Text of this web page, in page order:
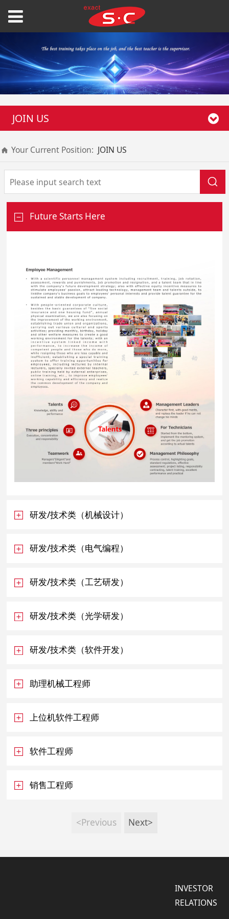
JOIN US
Your Current Position: JOIN US
Future Starts Here
研发/技术类（机械设计）
研发/技术类（电气编程）
研发/技术类（工艺研发）
研发/技术类（光学研发）
研发/技术类（软件开发）
助理机械工程师
上位机软件工程师
软件工程师
销售工程师
<Previous Next>
INVESTOR
RELATIONS